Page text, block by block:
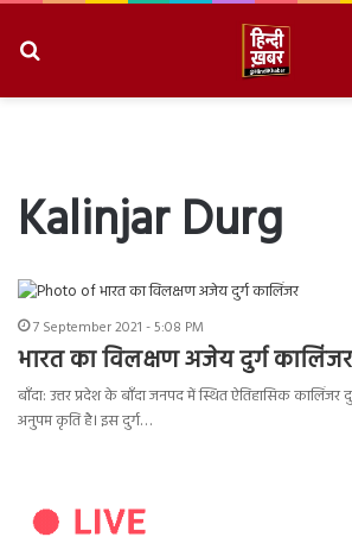
Kalinjar Durg
7 September 2021 - 5:08 PM
भारत का विलक्षण अजेय दुर्ग कालिंजर
बाँदा: उत्तर प्रदेश के बाँदा जनपद में स्थित ऐतिहासिक कालिंजर
अनुपम कृति है। इस दुर्ग…